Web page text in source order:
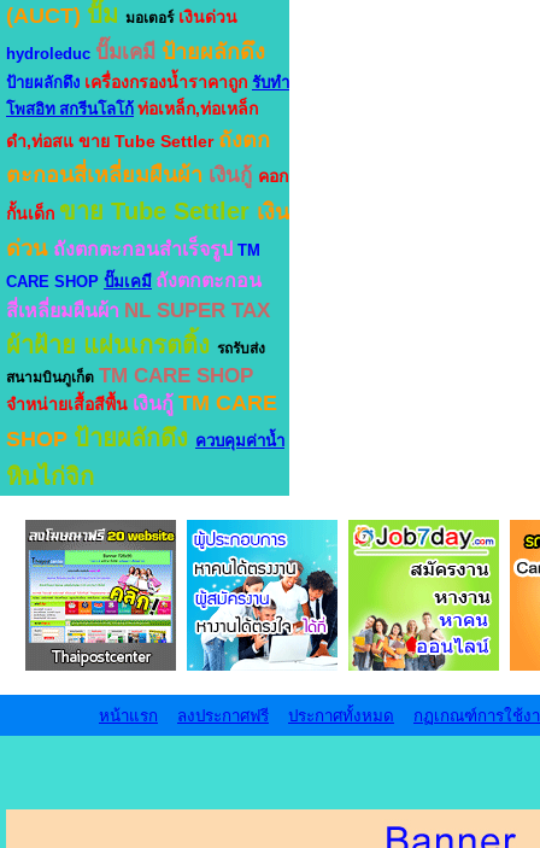
(AUCT) ปั๊ม มอเตอร์ เงินด่วน
hydroleduc ปั๊มเคมี ป้ายผลักดึง
ป้ายผลักดึง เครื่องกรองน้ำราคาถูก รับทำ
โพสอิท สกรีนโลโก้ ท่อเหล็ก,ท่อเหล็ก
ดำ,ท่อสแ ขาย Tube Settler ถังตก
ตะกอนสี่เหลี่ยมผืนผ้า เงินกู้ คอก
กั้นเด็ก ขาย Tube Settler เงิน
ด่วน ถังตกตะกอนสำเร็จรูป TM
CARE SHOP ปั๊มเคมี ถังตกตะกอน
สี่เหลี่ยมผืนผ้า NL SUPER TAX
ผ้าฝ้าย แผ่นเกรตติ้ง รถรับส่ง
สนามบินภูเก็ต TM CARE SHOP
จำหน่ายเสื้อสีพื้น เงินกู้ TM CARE
SHOP ป้ายผลักดึง ควบคุมค่าน้ำ
หินไก่จิก
หน้าแรก ลงประกาศฟรี ประกาศทั้งหมด กฏเกณฑ์การใช้ง